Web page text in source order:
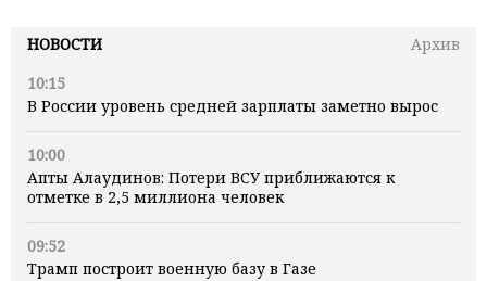
НОВОСТИ
Архив
10:15
В России уровень средней зарплаты заметно вырос
10:00
Апты Алаудинов: Потери ВСУ приближаются к
отметке в 2,5 миллиона человек
09:52
Трамп построит военную базу в Газе